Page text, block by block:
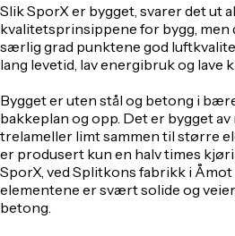
Slik SporX er bygget, svarer det ut
kvalitetsprinsippene for bygg, men
særlig grad punktene god
lang levetid, lav energibruk og lave
Bygget er uten stål og betong i
bakkeplan og opp. Det er bygget
trelameller limt sammen til større
er produsert kun en halv times
SporX, ved Splitkons fabrikk i Åmot
elementene er svært solide og
betong.